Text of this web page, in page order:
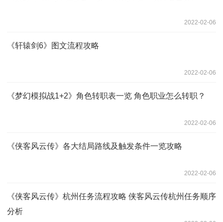
2022-02-06
《轩辕剑6》图文流程攻略
2022-02-06
《梦幻模拟战1+2》角色转职表一览 角色职业怎么转职？
2022-02-06
《侠客风云传》各大结局路线及触发条件一览攻略
2022-02-06
《侠客风云传》杭州任务流程攻略 侠客风云传杭州任务顺序
分析